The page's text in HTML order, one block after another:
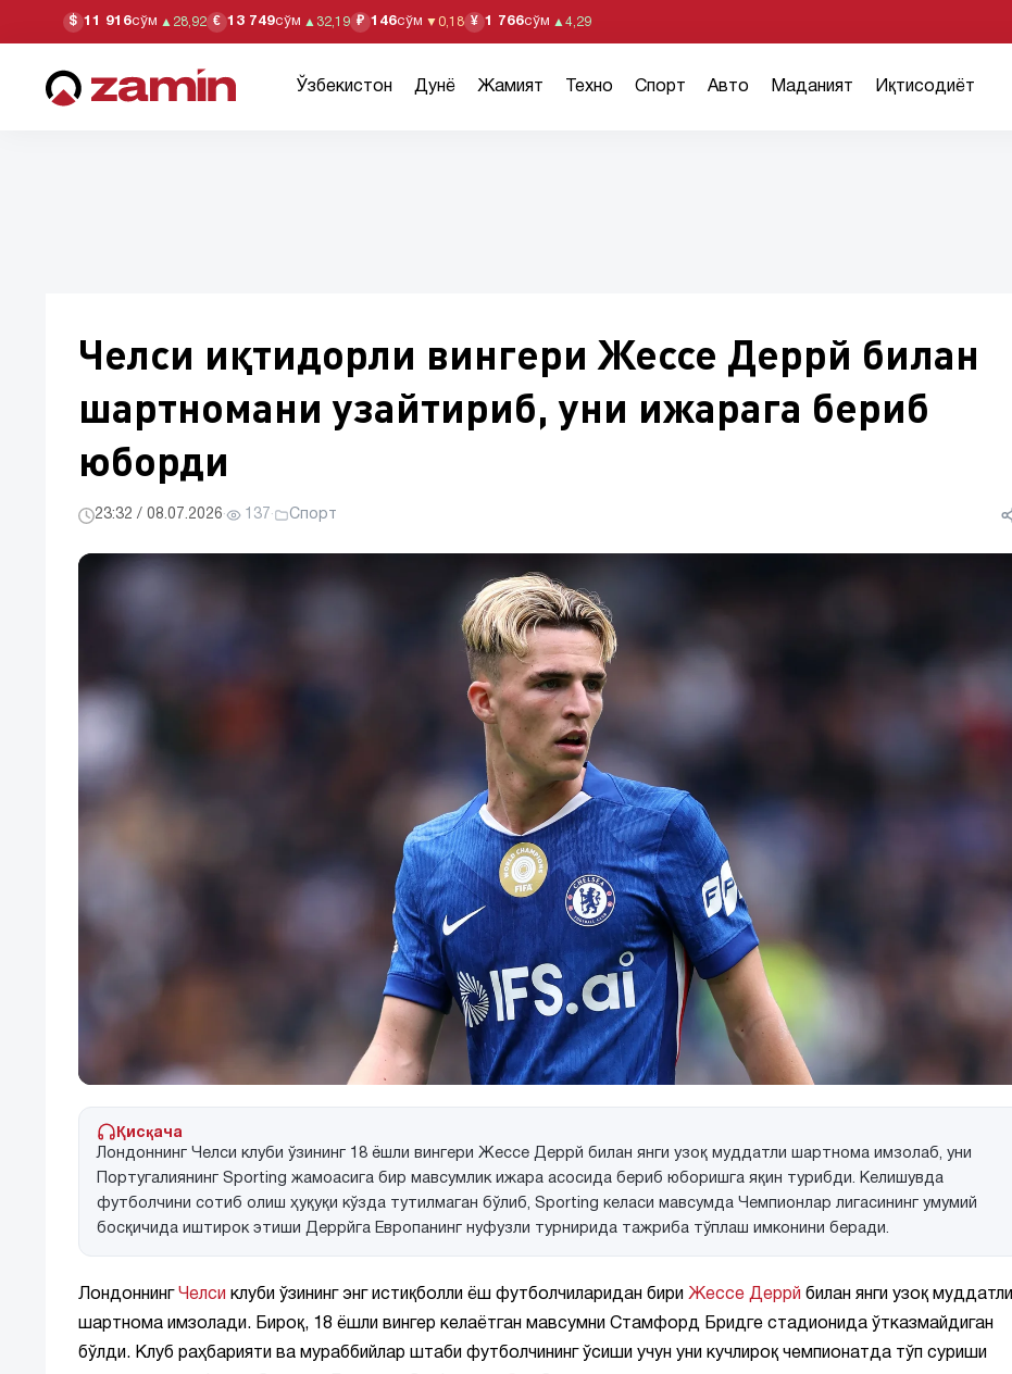
$ 11 916сўм ▲ 28,92 € 13 749сўм ▲ 32,19 ₽ 146сўм ▼ 0,18 ¥ 1 766сўм ▲ 4,29
Ўзбекистон Дунё Жамият Техно Спорт Авто Маданият Иқтисодиёт
Челси иқтидорли вингери Жессе Деррй билан
шартномани узайтириб, уни ижарага бериб
юборди
23:32 / 08.07.2026· 137 · Спорт
Қисқача
Лондоннинг Челси клуби ўзининг 18 ёшли вингери Жессе Деррй билан янги узоқ муддатли шартнома имзолаб, уни
Португалиянинг Sporting жамоасига бир мавсумлик ижара асосида бериб юборишга яқин турибди. Келишувда
футболчини сотиб олиш ҳуқуқи кўзда тутилмаган бўлиб, Sporting келаси мавсумда Чемпионлар лигасининг умумий
босқичида иштирок этиши Деррйга Европанинг нуфузли турнирида тажриба тўплаш имконини беради.
Лондоннинг Челси клуби ўзининг энг истиқболли ёш футболчиларидан бири Жессе Деррй билан янги узоқ муддатли
шартнома имзолади. Бироқ, 18 ёшли вингер келаётган мавсумни Стамфорд Бридге стадионида ўтказмайдиган
бўлди. Клуб раҳбарияти ва мураббийлар штаби футболчининг ўсиши учун уни кучлироқ чемпионатда тўп суриши